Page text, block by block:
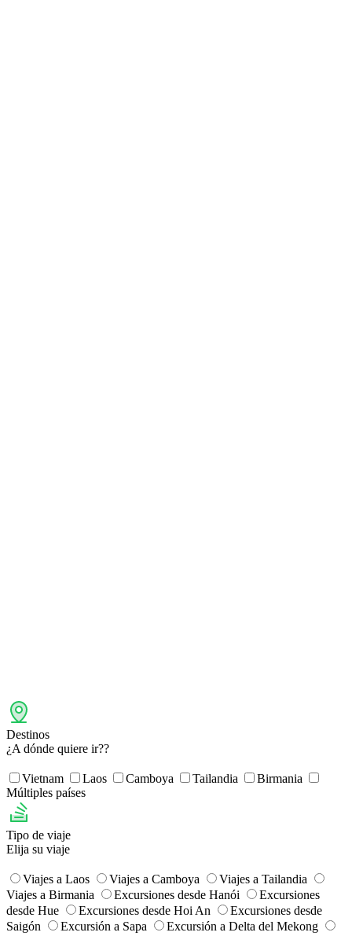
Destinos
¿A dónde quiere ir??
Vietnam Laos Camboya Tailandia
Birmania
Múltiples países
Tipo de viaje
Elija su viaje
Viajes a Laos Viajes a Camboya
Viajes a Tailandia
Viajes a Birmania
Excursiones desde Hanói
Excursiones
desde Hue
​Excursiones desde Hoi An
​Excursiones desde
Saigón
Excursión a Sapa
Excursión a Delta del Mekong